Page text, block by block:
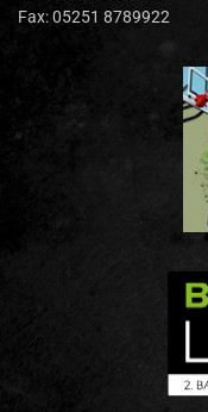
Fax: 05251 8789922